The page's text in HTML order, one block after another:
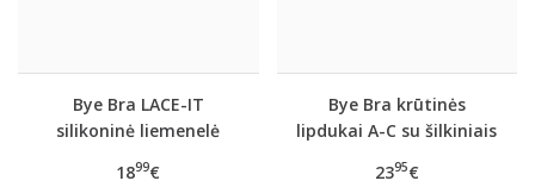
Bye Bra LACE-IT
silikoninė liemenelė
1899€
Bye Bra krūtinės
lipdukai A-C su šilkiniais
2395€